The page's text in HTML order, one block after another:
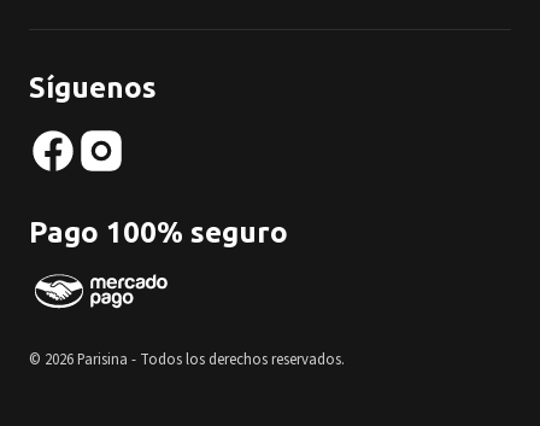
Síguenos
Pago 100% seguro
© 2026 Parisina - Todos los derechos reservados.